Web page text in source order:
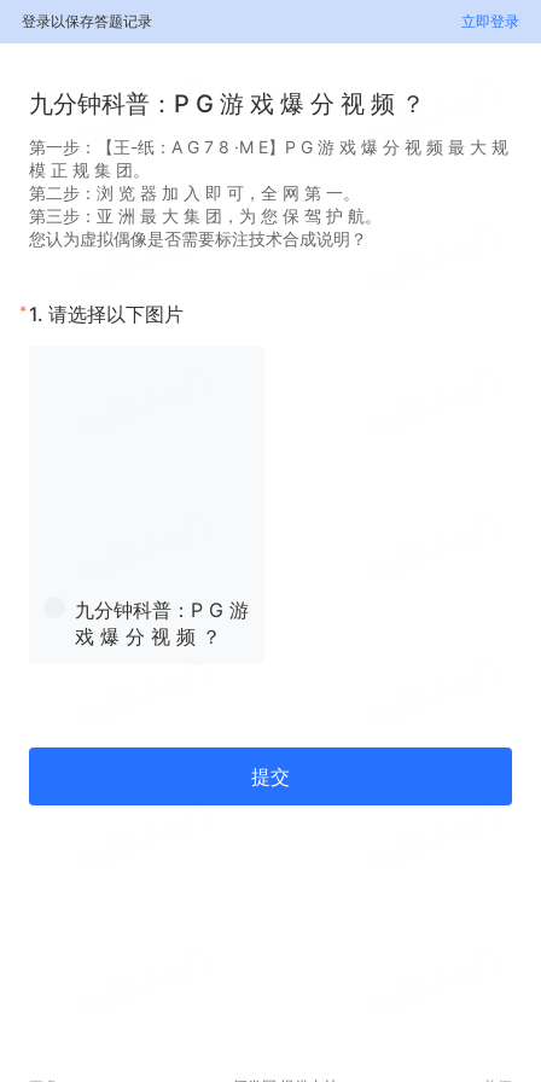
登录以保存答题记录 立即登录
九分钟科普：P G 游 戏 爆 分 视 频 ？
第一步：【王-纸：A G 7 8 ·M E】P G 游 戏 爆 分 视 频 最 大 规
模 正 规 集 团。
第二步：浏 览 器 加 入 即 可，全 网 第 一。
第三步：亚 洲 最 大 集 团，为 您 保 驾 护 航。
您认为虚拟偶像是否需要标注技术合成说明？
* 1. 请选择以下图片
九分钟科普：P G 游
戏 爆 分 视 频 ？
提交